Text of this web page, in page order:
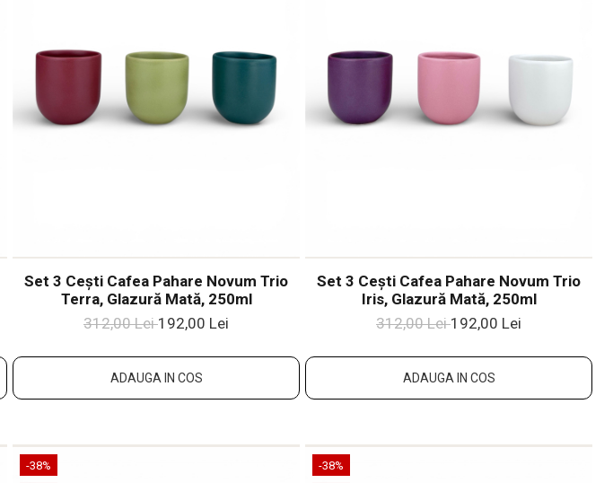
Set 3 Cești Cafea Pahare Novum Trio
Terra, Glazură Mată, 250ml
312,00 Lei192,00 Lei
ADAUGA IN COS
Set 3 Cești Cafea Pahare Novum Trio
Iris, Glazură Mată, 250ml
312,00 Lei192,00 Lei
ADAUGA IN COS
-38% -38%